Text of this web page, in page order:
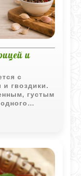
и
с
гвоздики.
густым